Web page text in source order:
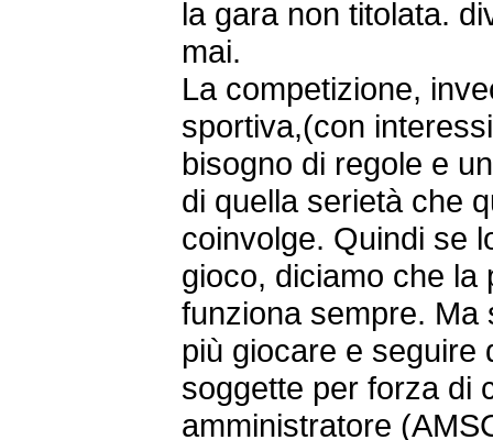
la gara non titolata.
mai.
La competizione,
sportiva,(con
bisogno di regole e
di quella serietà che
coinvolge. Quindi se
gioco, diciamo che la
funziona sempre. Ma
più giocare e seguire
soggette per forza di
amministratore